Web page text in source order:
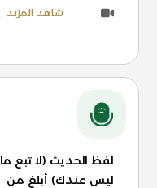
شاهد المزيد
لفظ الحديث (لا تبع ما
ليس عندك) أبلغ من